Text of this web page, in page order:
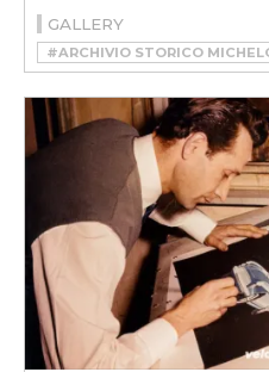
GALLERY
#ARCHIVIO STORICO
#CAR DESIGN
#GIOVANNI MICHELOTTI
#MAUTO MICHELOTTI
#MICHELOTTI WORLD